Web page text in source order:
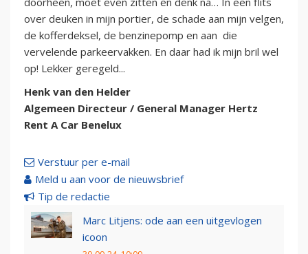
over deuken in mijn portier, de schade aan mijn velgen,
de kofferdeksel, de benzinepomp en aan die
vervelende parkeervakken. En daar had ik mijn bril wel
op! Lekker geregeld...
Henk van den Helder
Algemeen Directeur / General Manager Hertz
Rent A Car Benelux
Verstuur per e-mail
Meld u aan voor de nieuwsbrief
Tip de redactie
Marc Litjens: ode aan een uitgevlogen
icoon